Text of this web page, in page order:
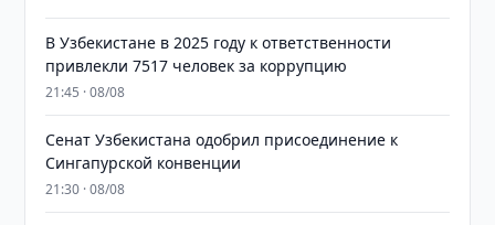
В Узбекистане в 2025 году к ответственности
привлекли 7517 человек за коррупцию
21:45 · 08/08
Сенат Узбекистана одобрил присоединение к
Сингапурской конвенции
21:30 · 08/08